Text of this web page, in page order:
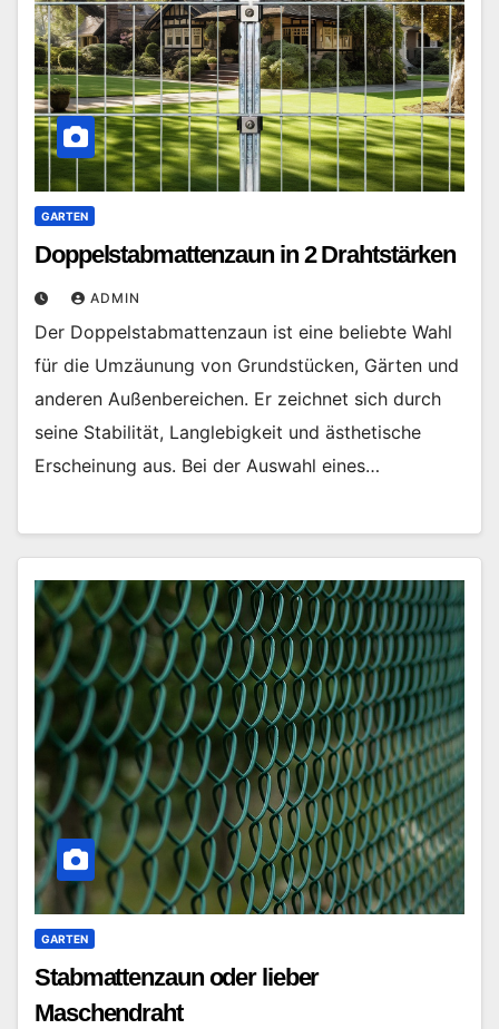
GARTEN
Doppelstabmattenzaun in 2 Drahtstärken
ADMIN
Der Doppelstabmattenzaun ist eine beliebte Wahl
für die Umzäunung von Grundstücken, Gärten und
anderen Außenbereichen. Er zeichnet sich durch
seine Stabilität, Langlebigkeit und ästhetische
Erscheinung aus. Bei der Auswahl eines…
GARTEN
Stabmattenzaun oder lieber
Maschendraht